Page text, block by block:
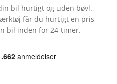
bil hurtigt og uden bøvl.
får du hurtigt en pris
bil inden for 24 timer.